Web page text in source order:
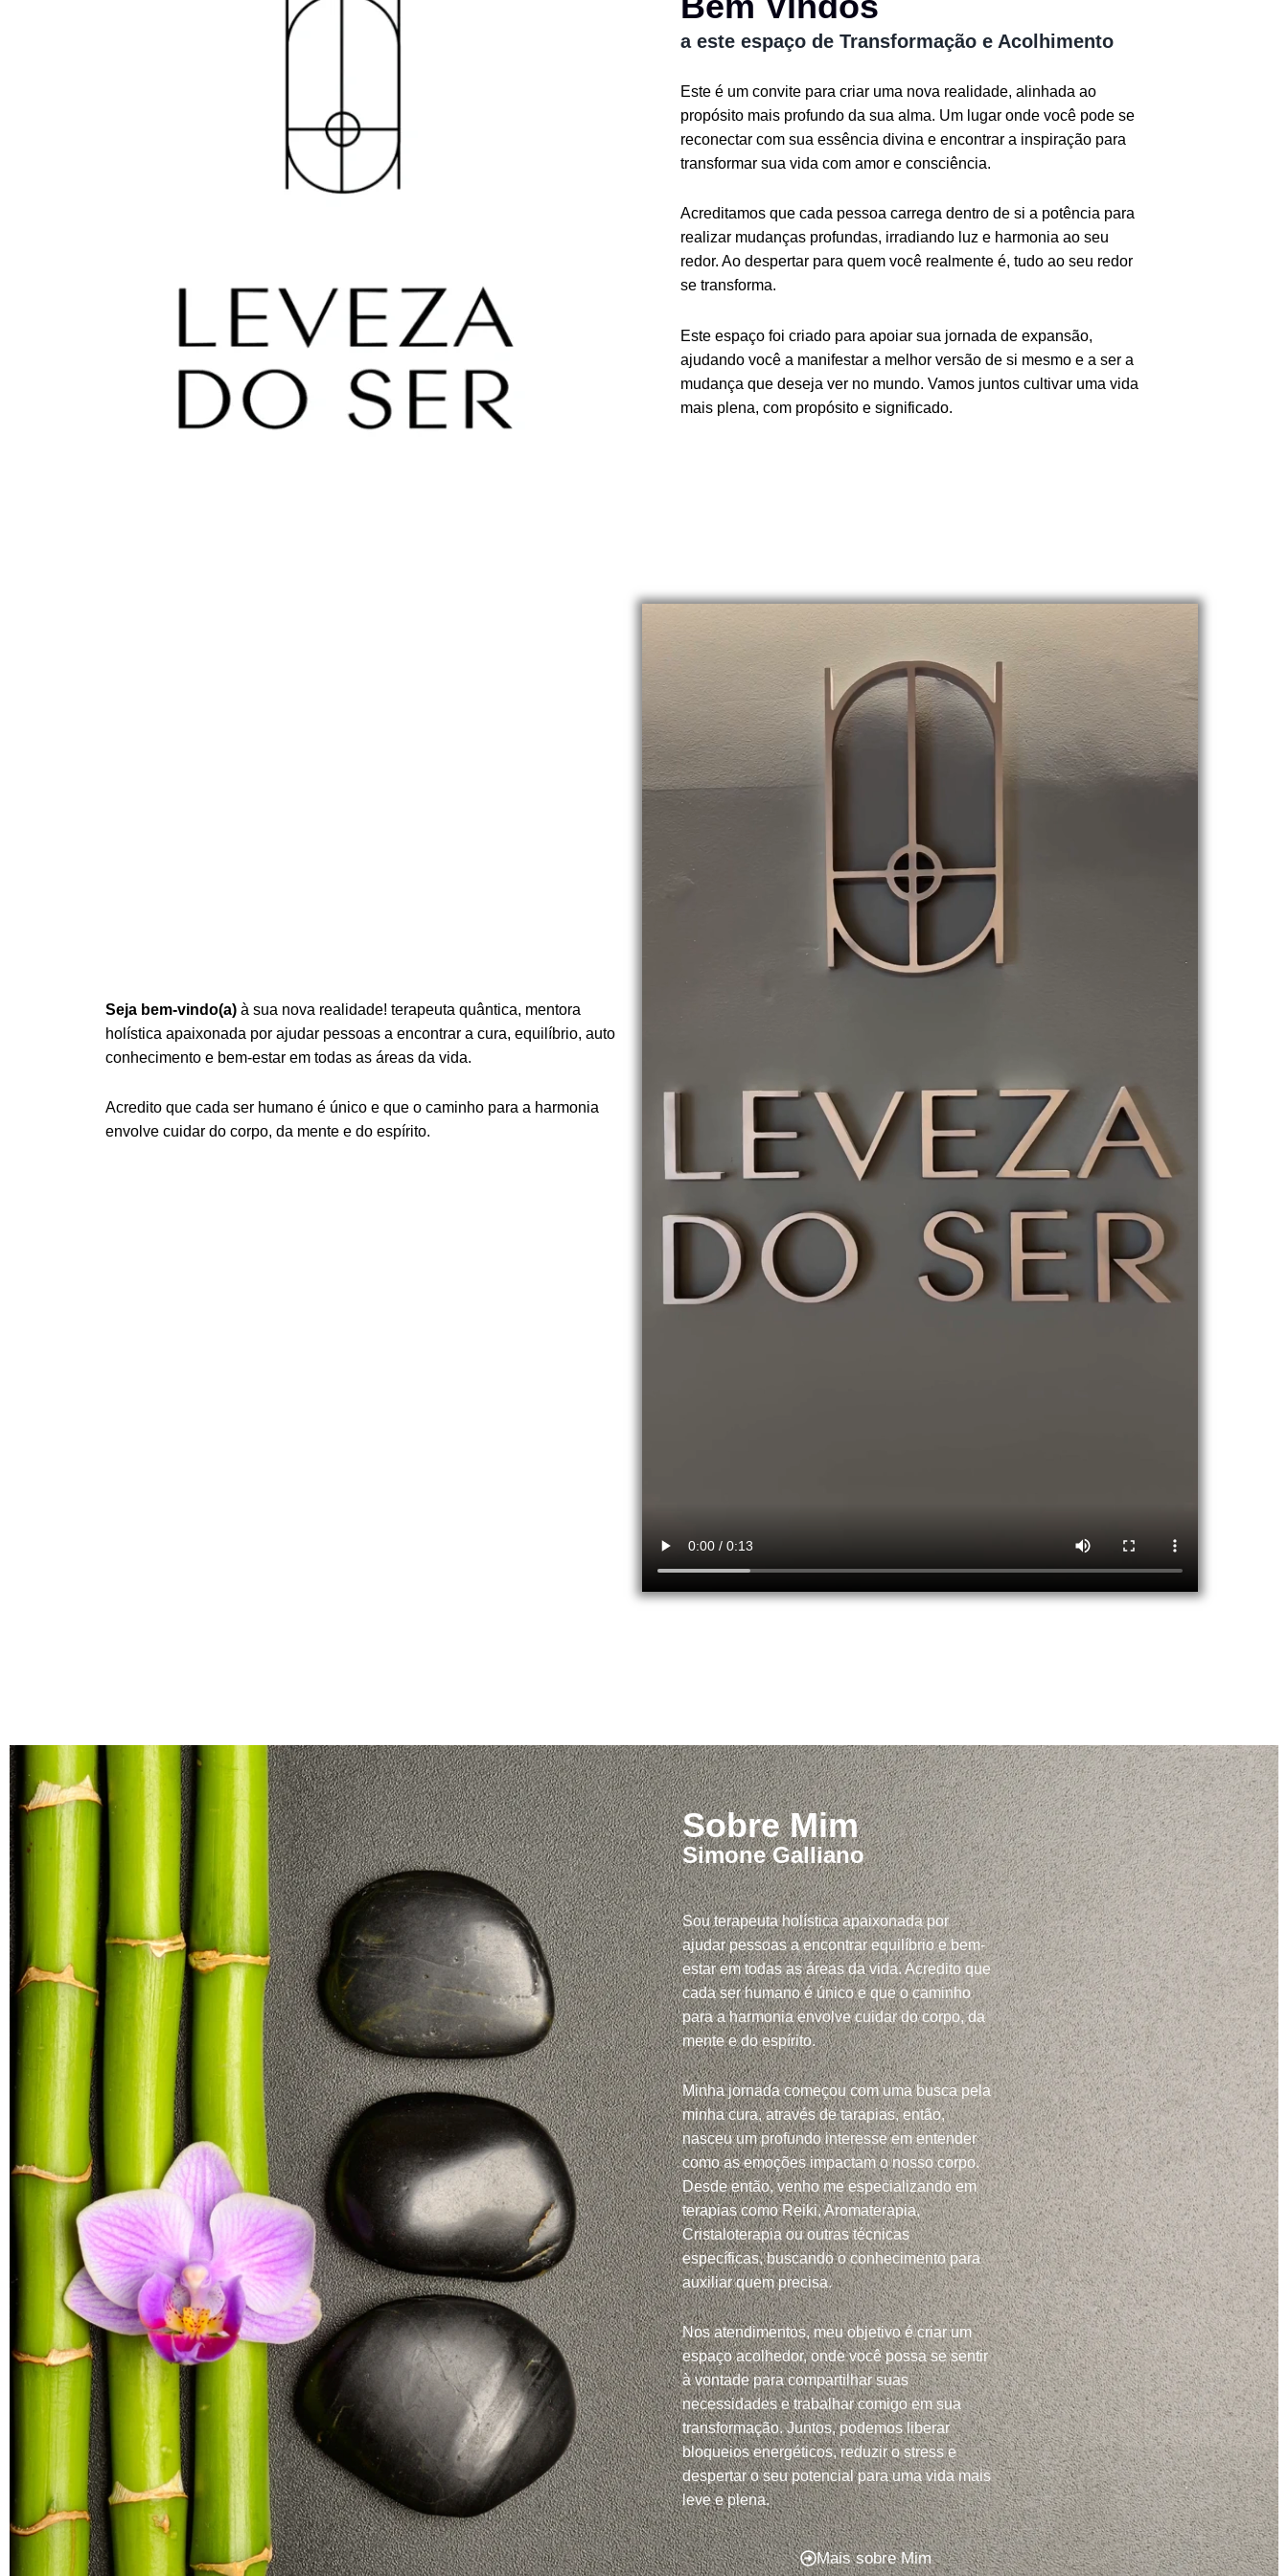
a este espaço de Transformação e Acolhimento
Este é um convite para criar uma nova realidade, alinhada ao
propósito mais profundo da sua alma. Um lugar onde você pode se
reconectar com sua essência divina e encontrar a inspiração para
transformar sua vida com amor e consciência.
Acreditamos que cada pessoa carrega dentro de si a potência para
realizar mudanças profundas, irradiando luz e harmonia ao seu
redor. Ao despertar para quem você realmente é, tudo ao seu redor
se transforma.
Este espaço foi criado para apoiar sua jornada de expansão,
ajudando você a manifestar a melhor versão de si mesmo e a ser a
mudança que deseja ver no mundo. Vamos juntos cultivar uma vida
mais plena, com propósito e significado.
Seja bem-vindo(a) à sua nova realidade! terapeuta quântica, mentora
holística apaixonada por ajudar pessoas a encontrar a cura, equilíbrio, auto
conhecimento e bem-estar em todas as áreas da vida.
Acredito que cada ser humano é único e que o caminho para a harmonia
envolve cuidar do corpo, da mente e do espírito.
Sobre Mim
Simone Galliano
Sou terapeuta holística apaixonada por
ajudar pessoas a encontrar equilíbrio e bem-
estar em todas as áreas da vida. Acredito que
cada ser humano é único e que o caminho
para a harmonia envolve cuidar do corpo, da
mente e do espírito.
Minha jornada começou com uma busca pela
minha cura, através de tarapias, então,
nasceu um profundo interesse em entender
como as emoções impactam o nosso corpo.
Desde então, venho me especializando em
terapias como Reiki, Aromaterapia,
Cristaloterapia ou outras técnicas
específicas, buscando o conhecimento para
auxiliar quem precisa.
Nos atendimentos, meu objetivo é criar um
espaço acolhedor, onde você possa se sentir
à vontade para compartilhar suas
necessidades e trabalhar comigo em sua
transformação. Juntos, podemos liberar
bloqueios energéticos, reduzir o stress e
despertar o seu potencial para uma vida mais
leve e plena.
Mais sobre Mim